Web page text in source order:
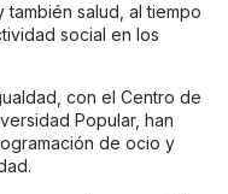
salud, al tiempo
social en los
con el Centro de
Popular, han
de ocio y